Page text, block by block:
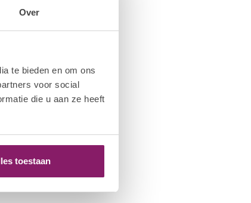
Over
te bieden en om ons
voor social
die u aan ze heeft
toestaan